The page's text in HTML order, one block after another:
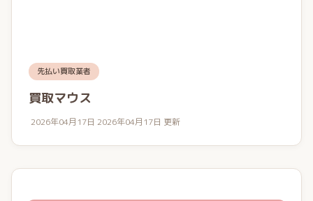
先払い買取業者
買取マウス
2026年04月17日 2026年04月17日 更新